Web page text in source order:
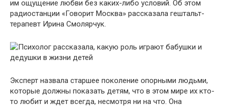
им ощущение любви без каких-либо условий. Об этом
радиостанции «Говорит Москва» рассказала гештальт-
терапевт Ирина Смолярчук.
Эксперт назвала старшее поколение опорными людьми,
которые должны показать детям, что в этом мире их кто-
то любит и ждет всегда, несмотря ни на что. Она